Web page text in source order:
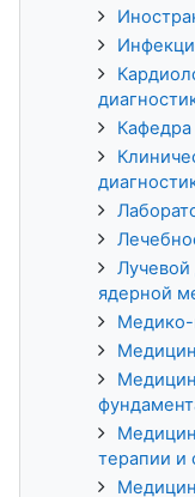
Лучевой
ядерной
Медико-
терапии и